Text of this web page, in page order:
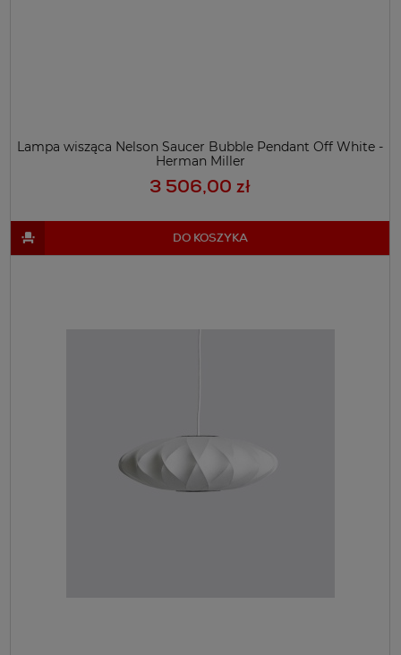
Lampa wisząca Nelson Saucer Bubble Pendant Off White -
Herman Miller
3 506,00 zł
DO KOSZYKA